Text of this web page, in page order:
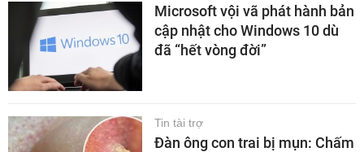
Microsoft vội vã phát hành bản
cập nhật cho Windows 10 dù
đã “hết vòng đời”
Tin tài trợ
Đàn ông con trai bị mụn: Chấm